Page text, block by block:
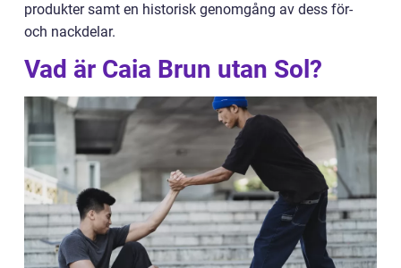
produkter samt en historisk genomgång av dess för-
och nackdelar.
Vad är Caia Brun utan Sol?